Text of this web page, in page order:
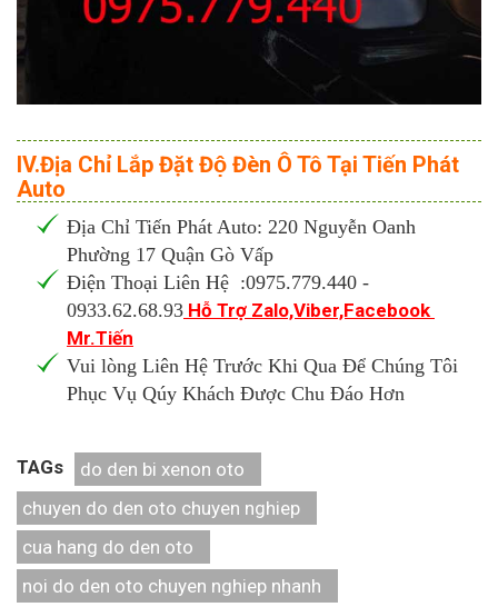
IV.Địa Chỉ Lắp Đặt Độ Đèn Ô Tô Tại Tiến Phát
Auto
Địa Chỉ Tiến Phát Auto: 220 Nguyễn Oanh
Phường 17 Quận Gò Vấp
Điện Thoại Liên Hệ :0975.779.440 -
0933.62.68.93 Hỗ Trợ Zalo,Viber,Facebook
Mr.Tiến
Vui lòng Liên Hệ Trước Khi Qua Để Chúng Tôi
Phục Vụ Qúy Khách Được Chu Đáo Hơn
TAGs
do den bi xenon oto
chuyen do den oto chuyen nghiep
cua hang do den oto
noi do den oto chuyen nghiep nhanh